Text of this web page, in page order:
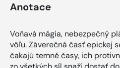
Anotace
Voňavá mágia, nebezpečný
vôľu. Záverečná časť epickej
čakajú temné časy, ich